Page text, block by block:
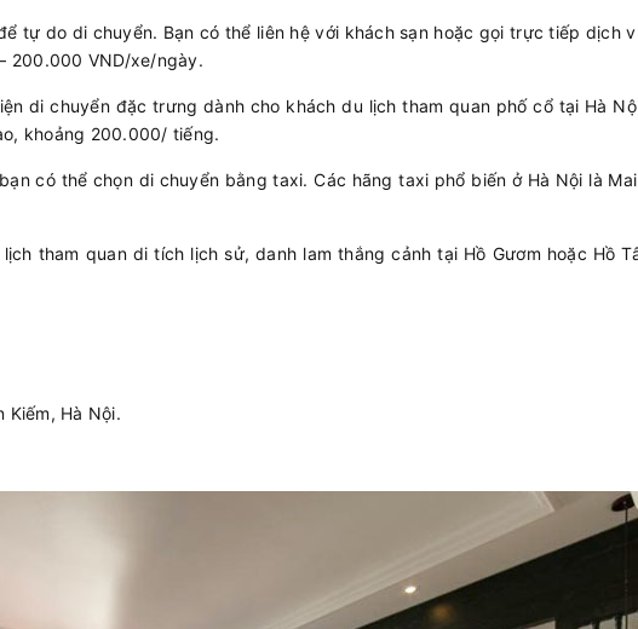
tự do di chuyển. Bạn có thể liên hệ với khách sạn hoặc gọi trực tiếp dịch
200.000 VND/xe/ngày.
di chuyển đặc trưng dành cho khách du lịch tham quan phố cổ tại Hà
khoảng 200.000/ tiếng.
có thể chọn di chuyển bằng taxi. Các hãng taxi phổ biến ở Hà Nội là
tham quan di tích lịch sử, danh lam thắng cảnh tại Hồ Gươm hoặc Hồ
Kiếm, Hà Nội.